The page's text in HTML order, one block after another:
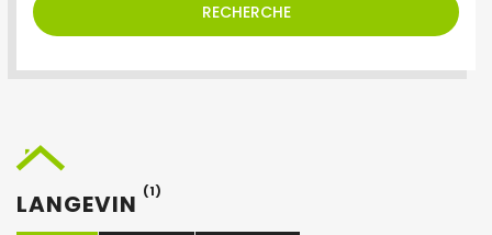
RECHERCHE
LANGEVIN (1)